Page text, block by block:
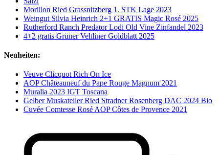
Morillon Ried Grassnitzberg 1. STK Lage 2023
Weingut Silvia Heinrich 2+1 GRATIS Magic Rosé 2025
Rutherford Ranch Predator Lodi Old Vine Zinfandel 2023
4+2 gratis Grüner Veltliner Goldblatt 2025
Neuheiten:
Veuve Clicquot Rich On Ice
AOP Châteauneuf du Pape Rouge Magnum 2021
Muralia 2023 IGT Toscana
Gelber Muskateller Ried Stradner Rosenberg DAC 2024 Bio
Cuvée Comtesse Rosé AOP Côtes de Provence 2021